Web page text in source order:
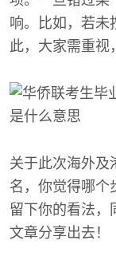
响。比如，若未
此，大家需重视
关于此次海外及
名，你觉得哪个
留下你的看法，
文章分享出去！